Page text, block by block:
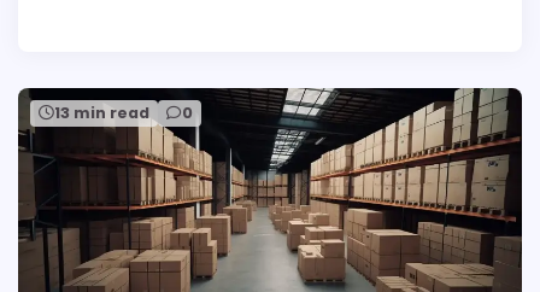
13 min read 0